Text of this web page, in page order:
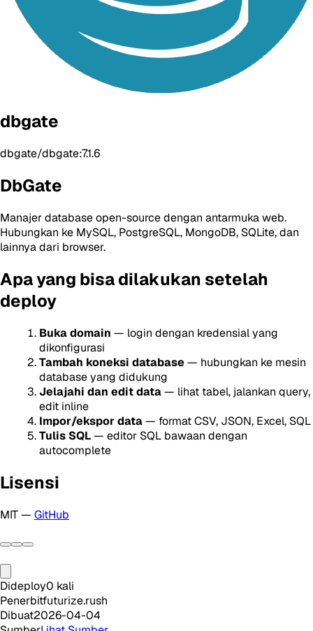
dbgate
dbgate/dbgate:7.1.6
DbGate
Manajer database open-source dengan antarmuka web.
Hubungkan ke MySQL, PostgreSQL, MongoDB, SQLite, dan
lainnya dari browser.
Apa yang bisa dilakukan setelah
deploy
Buka domain — login dengan kredensial yang
dikonfigurasi
Tambah koneksi database — hubungkan ke mesin
database yang didukung
Jelajahi dan edit data— lihat tabel, jalankan query,
edit inline
Impor/ekspor data— format CSV, JSON, Excel, SQL
Tulis SQL— editor SQL bawaan dengan
autocomplete
Lisensi
MIT — GitHub
Dideploy0 kali
Penerbitfuturize.rush
Dibuat2026-04-04